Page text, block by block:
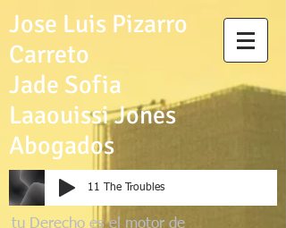
Jose Luis Pizarro
Carreto
Jade Sofia
Laaouissi Jones
Abogados
11 The Troubles
tu Derecho es el motor de